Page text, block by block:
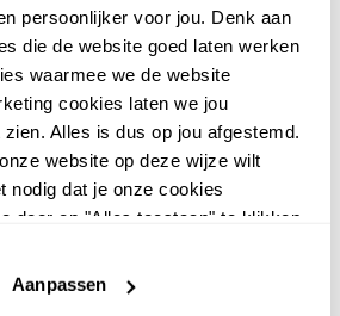
persoonlijker voor jou. Denk aan
die de website goed laten werken
waarmee we de website
cookies laten we jou
Alles is dus op jou afgestemd.
website op deze wijze wilt
nodig dat je onze cookies
door op "Alles toestaan" te klikken.
functioneert.
Aanpassen